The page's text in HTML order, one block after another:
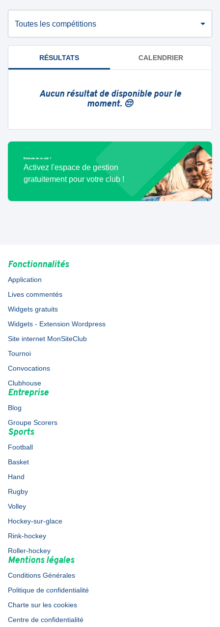
Toutes les compétitions
RÉSULTATS CALENDRIER
Aucun résultat de disponible pour le
moment. 😔
Bénévole de ce club ?
Activez l'espace de gestion
gratuitement pour votre club !
Fonctionnalités
Application
Lives commentés
Widgets gratuits
Widgets - Extension Wordpress
Site internet MonSiteClub
Tournoi
Convocations
Clubhouse
Entreprise
Blog
Groupe Scorers
Sports
Football
Basket
Hand
Rugby
Volley
Hockey-sur-glace
Rink-hockey
Roller-hockey
Mentions légales
Conditions Générales
Politique de confidentialité
Charte sur les cookies
Centre de confidentialité